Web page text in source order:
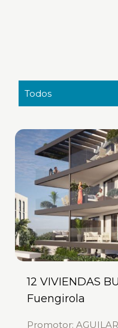
Todos
12 VIVIENDAS
Fuengirola
Promotor: AGUILAR